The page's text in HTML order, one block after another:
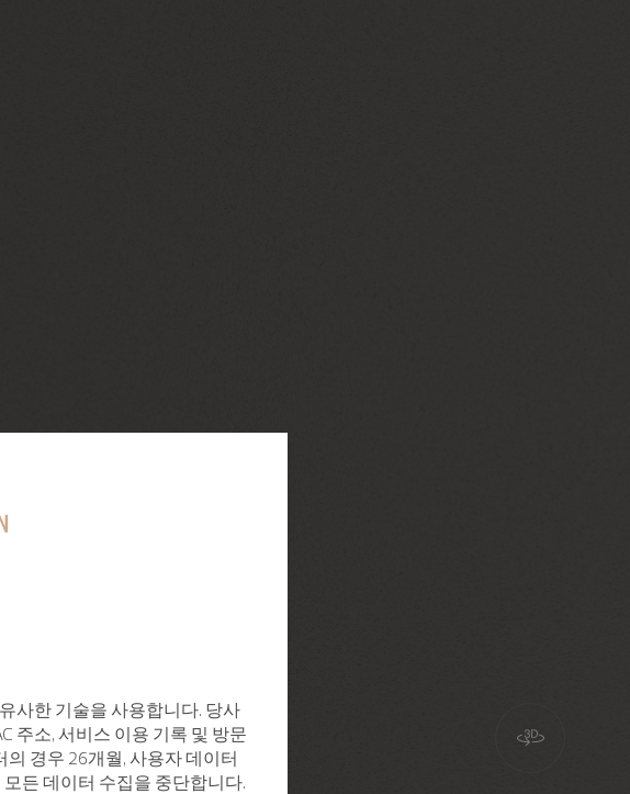
사한 기술을 사용합니다. 당사
주소, 서비스 이용 기록 및 방문
의 경우 26개월, 사용자 데이터
든 데이터 수집을 중단합니다.